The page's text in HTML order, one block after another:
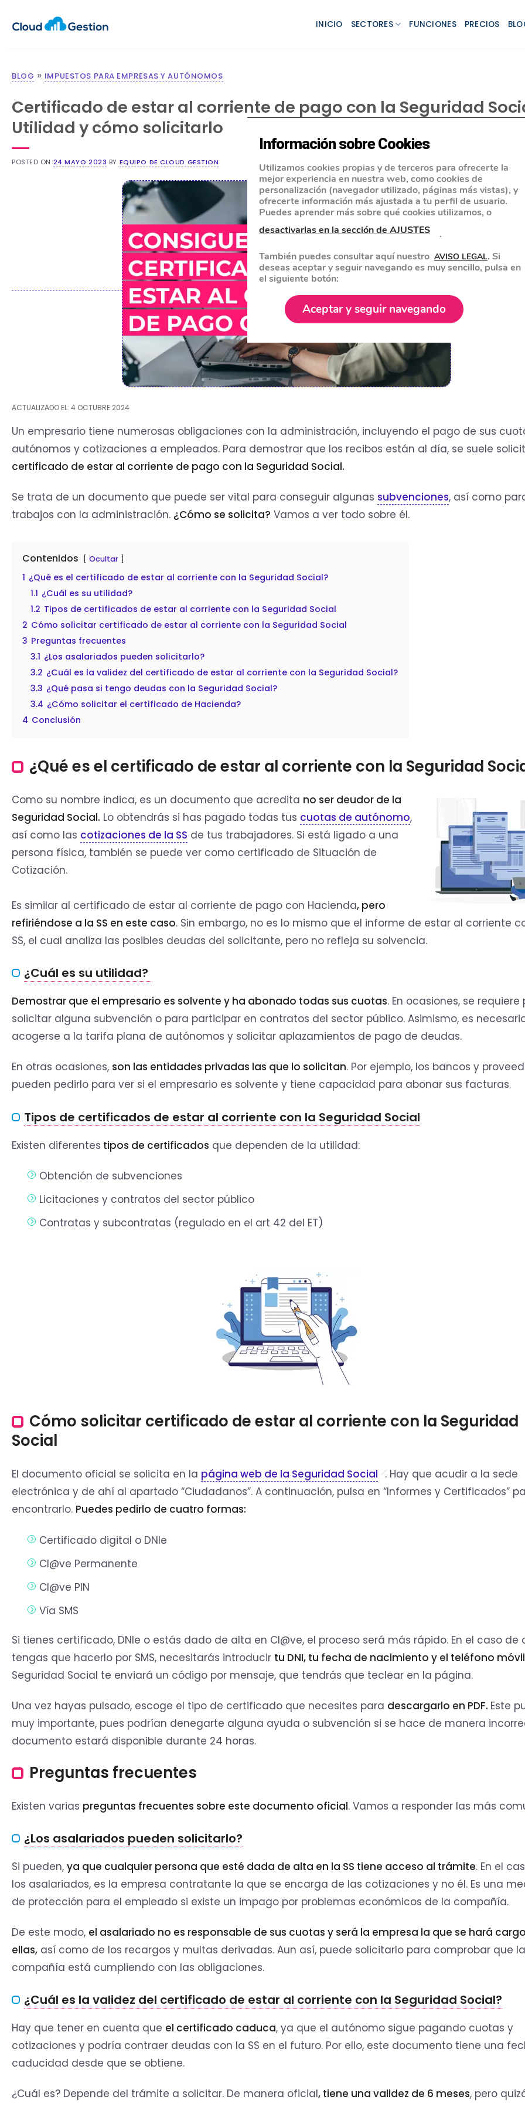
INICIO SECTORES FUNCIONES PRECIOS
BLOG » IMPUESTOS PARA EMPRESAS Y AUTÓNOMOS
Certificado de estar al corriente de pago con la Seguridad
Utilidad y cómo solicitarlo
POSTED ON 24 MAYO 2023 BY EQUIPO DE CLOUD GESTION
ACTUALIZADO EL: 4 OCTUBRE 2024
Un empresario tiene numerosas obligaciones con la administración, incluyendo el pago de sus
autónomos y cotizaciones a empleados. Para demostrar que los recibos están al día, se suele
certificado de estar al corriente de pago con la Seguridad Social.
Se trata de un documento que puede ser vital para conseguir algunas subvenciones, así como
trabajos con la administración. ¿Cómo se solicita? Vamos a ver todo sobre él.
Contenidos Ocultar
1 ¿Qué es el certificado de estar al corriente con la Seguridad Social?
1.1 ¿Cuál es su utilidad?
1.2 Tipos de certificados de estar al corriente con la Seguridad Social
2 Cómo solicitar certificado de estar al corriente con la Seguridad Social
3 Preguntas frecuentes
3.1 ¿Los asalariados pueden solicitarlo?
3.2 ¿Cuál es la validez del certificado de estar al corriente con la Seguridad Social?
3.3 ¿Qué pasa si tengo deudas con la Seguridad Social?
3.4 ¿Cómo solicitar el certificado de Hacienda?
4 Conclusión
¿Qué es el certificado de estar al corriente con la Seguridad
Como su nombre indica, es un documento que acredita no ser deudor de la
Seguridad Social. Lo obtendrás si has pagado todas tus cuotas de autónomo,
así como las cotizaciones de la SS de tus trabajadores. Si está ligado a una
persona física, también se puede ver como certificado de Situación de
Cotización.
Es similar al certificado de estar al corriente de pago con Hacienda, pero
refiriéndose a la SS en este caso. Sin embargo, no es lo mismo que el informe de estar al corriente
SS, el cual analiza las posibles deudas del solicitante, pero no refleja su solvencia.
¿Cuál es su utilidad?
Demostrar que el empresario es solvente y ha abonado todas sus cuotas. En ocasiones, se requiere
solicitar alguna subvención o para participar en contratos del sector público. Asimismo, es
acogerse a la tarifa plana de autónomos y solicitar aplazamientos de pago de deudas.
En otras ocasiones, son las entidades privadas las que lo solicitan. Por ejemplo, los bancos y
pueden pedirlo para ver si el empresario es solvente y tiene capacidad para abonar sus facturas.
Tipos de certificados de estar al corriente con la Seguridad Social
Existen diferentes tipos de certificados que dependen de la utilidad:
Obtención de subvenciones
Licitaciones y contratos del sector público
Contratas y subcontratas (regulado en el art 42 del ET)
Cómo solicitar certificado de estar al corriente con la Seguridad
Social
El documento oficial se solicita en la página web de la Seguridad Social . Hay que acudir a la sede
electrónica y de ahí al apartado “Ciudadanos”. A continuación, pulsa en “Informes y Certificados”
encontrarlo. Puedes pedirlo de cuatro formas:
Certificado digital o DNIe
Cl@ve Permanente
Cl@ve PIN
Vía SMS
Si tienes certificado, DNIe o estás dado de alta en Cl@ve, el proceso será más rápido. En el caso de
tengas que hacerlo por SMS, necesitarás introducir tu DNI, tu fecha de nacimiento y el teléfono
Seguridad Social te enviará un código por mensaje, que tendrás que teclear en la página.
Una vez hayas pulsado, escoge el tipo de certificado que necesites para descargarlo en PDF. Este
muy importante, pues podrían denegarte alguna ayuda o subvención si se hace de manera
documento estará disponible durante 24 horas.
Preguntas frecuentes
Existen varias preguntas frecuentes sobre este documento oficial. Vamos a responder las más
¿Los asalariados pueden solicitarlo?
Si pueden, ya que cualquier persona que esté dada de alta en la SS tiene acceso al trámite. En el
los asalariados, es la empresa contratante la que se encarga de las cotizaciones y no él. Es una
de protección para el empleado si existe un impago por problemas económicos de la compañía.
De este modo, el asalariado no es responsable de sus cuotas y será la empresa la que se hará
ellas, así como de los recargos y multas derivadas. Aun así, puede solicitarlo para comprobar que la
compañía está cumpliendo con las obligaciones.
¿Cuál es la validez del certificado de estar al corriente con la Seguridad Social?
Hay que tener en cuenta que el certificado caduca, ya que el autónomo sigue pagando cuotas y
cotizaciones y podría contraer deudas con la SS en el futuro. Por ello, este documento tiene una
caducidad desde que se obtiene.
¿Cuál es? Depende del trámite a solicitar. De manera oficial, tiene una validez de 6 meses, pero
Información sobre Cookies
Utilizamos cookies propias y de terceros para ofrecerte la
mejor experiencia en nuestra web, como cookies de
personalización (navegador utilizado, páginas más vistas), y
ofrecerte información más ajustada a tu perfil de usuario.
Puedes aprender más sobre qué cookies utilizamos, o
desactivarlas en la sección de AJUSTES
.
También puedes consultar aquí nuestro AVISO LEGAL. Si
deseas aceptar y seguir navegando es muy sencillo, pulsa en
el siguiente botón:
Aceptar y seguir navegando